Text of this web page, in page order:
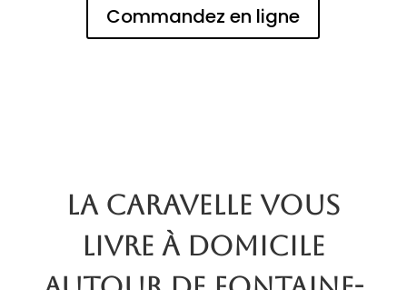
Commandez en ligne
La Caravelle vous
livre à domicile